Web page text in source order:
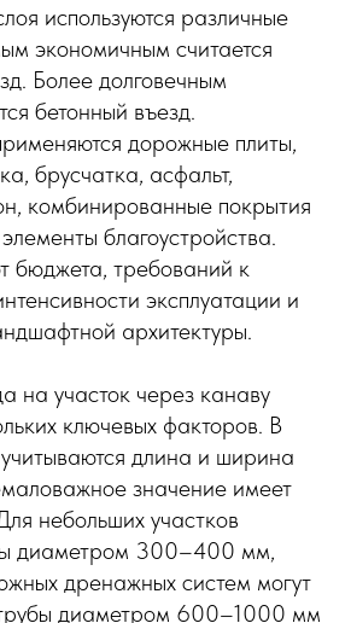
используются различные
экономичным считается
Более долговечным
бетонный въезд.
дорожные плиты,
брусчатка, асфальт,
комбинированные покрытия
благоустройства.
бюджета, требований к
эксплуатации и
архитектуры.
на участок через канаву
ключевых факторов. В
длина и ширина
значение имеет
небольших участков
диаметром 300–400 мм,
дренажных систем могут
трубы диаметром 600–1000 мм